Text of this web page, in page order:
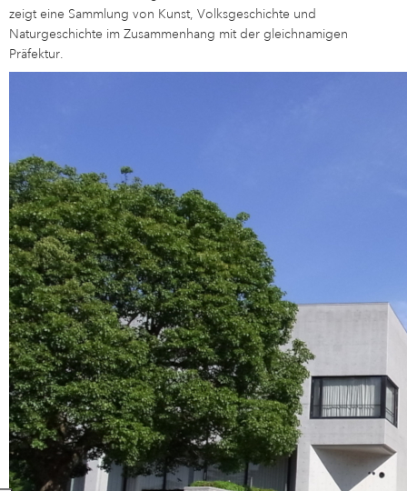
zeigt eine Sammlung von Kunst, Volksgeschichte und
Naturgeschichte im Zusammenhang mit der gleichnamigen
Präfektur.